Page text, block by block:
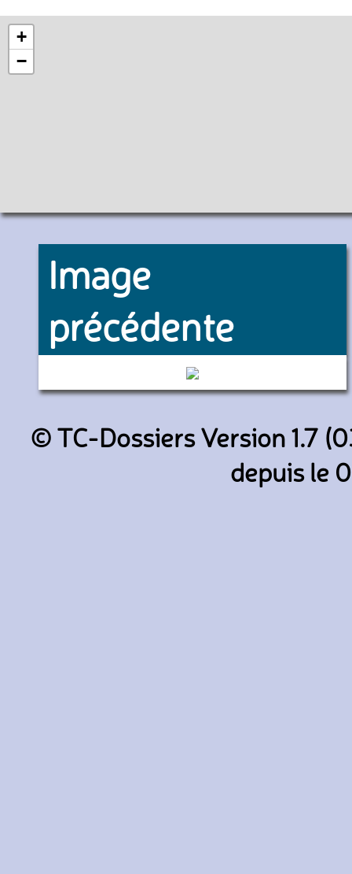
+
−
Image
précédente
6238 (RATP)
© TC-Dossiers Version 1.7
depuis le